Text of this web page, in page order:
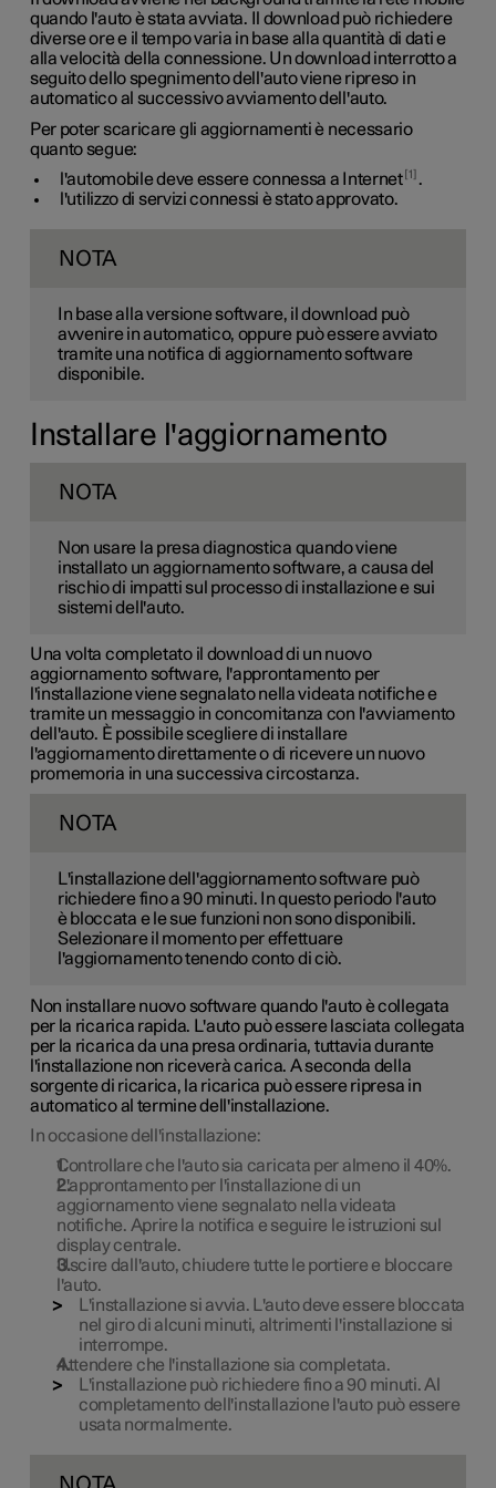
quando l'auto è stata avviata. Il download può richiedere
diverse ore e il tempo varia in base alla quantità di dati e
alla velocità della connessione. Un download interrotto a
seguito dello spegnimento dell'auto viene ripreso in
automatico al successivo avviamento dell'auto.
Per poter scaricare gli aggiornamenti è necessario
quanto segue:
l'automobile deve essere connessa a Internet 1
.
l'utilizzo di servizi connessi è stato approvato.
NOTA
In base alla versione software, il download può
avvenire in automatico, oppure può essere avviato
tramite una notifica di aggiornamento software
disponibile.
Installare l'aggiornamento
NOTA
Non usare la presa diagnostica quando viene
installato un aggiornamento software, a causa del
rischio di impatti sul processo di installazione e sui
sistemi dell'auto.
Una volta completato il download di un nuovo
aggiornamento software, l'approntamento per
l'installazione viene segnalato nella videata notifiche e
tramite un messaggio in concomitanza con l'avviamento
dell'auto. È possibile scegliere di installare
l'aggiornamento direttamente o di ricevere un nuovo
promemoria in una successiva circostanza.
NOTA
L'installazione dell'aggiornamento software può
richiedere fino a 90 minuti. In questo periodo l'auto
è bloccata e le sue funzioni non sono disponibili.
Selezionare il momento per effettuare
l'aggiornamento tenendo conto di ciò.
Non installare nuovo software quando l'auto è collegata
per la ricarica rapida. L'auto può essere lasciata collegata
per la ricarica da una presa ordinaria, tuttavia durante
l'installazione non riceverà carica. A seconda della
sorgente di ricarica, la ricarica può essere ripresa in
automatico al termine dell'installazione.
In occasione dell'installazione:
Controllare che l'auto sia caricata per almeno il 40%.
L'approntamento per l'installazione di un
aggiornamento viene segnalato nella videata
notifiche. Aprire la notifica e seguire le istruzioni sul
display centrale.
Uscire dall'auto, chiudere tutte le portiere e bloccare
l'auto.
L'installazione si avvia. L'auto deve essere bloccata
nel giro di alcuni minuti, altrimenti l'installazione si
interrompe.
Attendere che l'installazione sia completata.
L'installazione può richiedere fino a 90 minuti. Al
completamento dell'installazione l'auto può essere
usata normalmente.